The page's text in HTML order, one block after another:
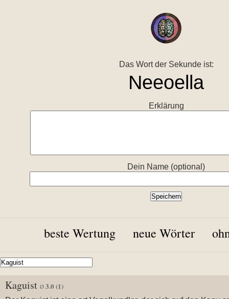
Das Wort der Sekunde ist:
Erklärung
Dein Name (optional)
beste Wertung neue Wörter
Kaguist Ø 3.0(1)